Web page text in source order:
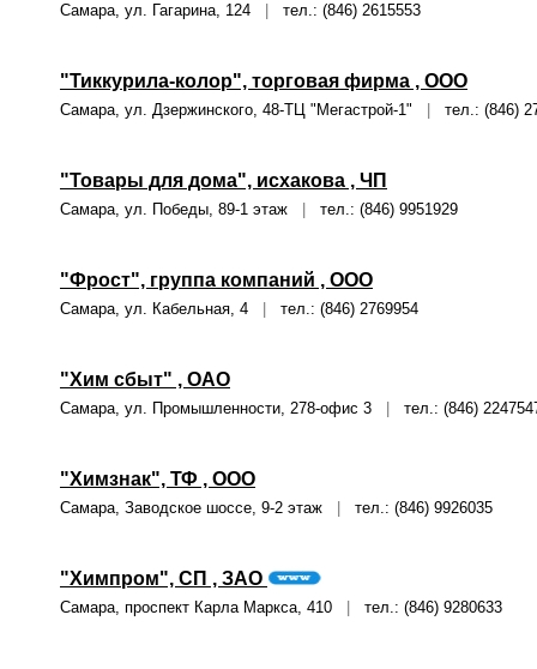
Самара, ул. Гагарина, 124 тел.: (846) 2615553
"Тиккурила-колор", торговая фирма , ООО
Самара, ул. Дзержинского, 48-ТЦ "Мегастрой-1" тел.: (846)
"Товары для дома", исхакова , ЧП
Самара, ул. Победы, 89-1 этаж тел.: (846) 9951929
"Фрост", группа компаний , ООО
Самара, ул. Кабельная, 4 тел.: (846) 2769954
"Хим сбыт" , ОАО
Самара, ул. Промышленности, 278-офис 3 тел.: (846)
"Химзнак", ТФ , ООО
Самара, Заводское шоссе, 9-2 этаж тел.: (846) 9926035
"Химпром", СП , ЗАО
Самара, проспект Карла Маркса, 410 тел.: (846) 9280633